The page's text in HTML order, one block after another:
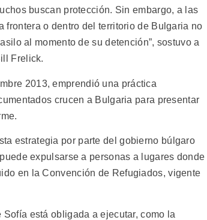
buscan protección. Sin embargo, a las
frontera o dentro del territorio de Bulgaria no
al momento de su detención”, sostuvo a
Frelick.
2013, emprendió una práctica
crucen a Bulgaria para presentar
estrategia por parte del gobierno búlgaro
expulsarse a personas a lugares donde
en la Convención de Refugiados, vigente
está obligada a ejecutar, como la